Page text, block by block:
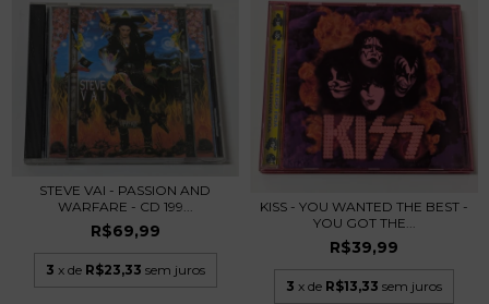
STEVE VAI - PASSION AND
WARFARE - CD 199...
R$69,99
3 x de R$23,33 sem juros
KISS - YOU WANTED THE BEST -
YOU GOT THE...
R$39,99
3 x de R$13,33 sem juros